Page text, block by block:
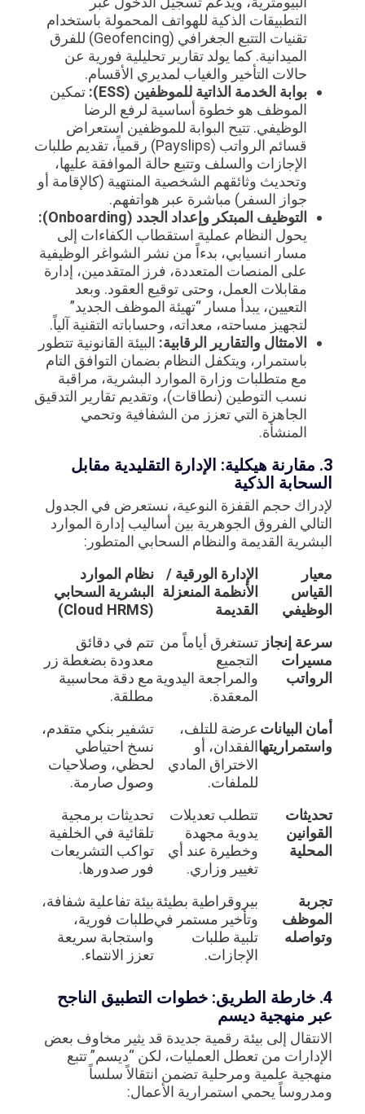
التطبيقات الذكية للهواتف المحمولة باستخدام
تقنيات التتبع الجغرافي (Geofencing) للفرق
الميدانية. كما يولد تقارير تحليلية فورية عن
حالات التأخير والغياب لمديري الأقسام.
بوابة الخدمة الذاتية للموظفين (ESS):
تمكين
الموظف هو خطوة أساسية لرفع الرضا
الوظيفي. تتيح البوابة للموظفين استعراض
قسائم الرواتب (Payslips) رقمياً، تقديم طلبات
الإجازات والسلف وتتبع حالة الموافقة عليها،
وتحديث وثائقهم الشخصية المنتهية (كالإقامة أو
جواز السفر) مباشرة عبر هواتفهم.
التوظيف المبتكر وإعداد الجدد (Onboarding):
يحول النظام عملية استقطاب الكفاءات إلى
مسار انسيابي، بدءاً من نشر الشواغر الوظيفية
على المنصات المتعددة، فرز المتقدمين، إدارة
مقابلات العمل، وحتى توقيع العقود. وبعد
التعيين، يبدأ مسار “تهيئة الموظف الجديد”
لتجهيز مساحته، معداته، وحساباته التقنية آلياً.
الامتثال والتقارير الرقابية: البيئة القانونية تتطور
باستمرار، ويتكفل النظام بضمان التوافق التام
مع متطلبات وزارة الموارد البشرية، مراقبة
نسب التوطين (نطاقات)، وتقديم تقارير التدقيق
الجاهزة التي تعزز من الشفافية وتحمي
المنشأة.
3. مقارنة هيكلية: الإدارة التقليدية مقابل
السحابة الذكية
لإدراك حجم القفزة النوعية، نستعرض في الجدول
التالي الفروق الجوهرية بين أساليب إدارة الموارد
البشرية القديمة والنظام السحابي المتطور:
معيار
القياس
الوظيفي
الإدارة الورقية /
الأنظمة المنعزلة
القديمة
نظام الموارد
البشرية السحابي
(Cloud HRMS)
سرعة إنجاز
مسيرات
الرواتب
تستغرق أياماً من
التجميع
والمراجعة اليدوية
المعقدة.
تتم في دقائق
معدودة بضغطة زر
مع دقة محاسبية
مطلقة.
أمان البيانات
واستمراريتها
عرضة للتلف،
الفقدان، أو
الاختراق المادي
للملفات.
تشفير بنكي متقدم،
نسخ احتياطي
لحظي، وصلاحيات
وصول صارمة.
تحديثات
القوانين
المحلية
تتطلب تعديلات
يدوية مجهدة
وخطيرة عند أي
تغيير وزاري.
تحديثات برمجية
تلقائية في الخلفية
تواكب التشريعات
فور صدورها.
تجربة
الموظف
وتواصله
بيروقراطية بطيئة
وتأخير مستمر في
تلبية طلبات
الإجازات.
بيئة تفاعلية شفافة،
طلبات فورية،
واستجابة سريعة
تعزز الانتماء.
4. خارطة الطريق: خطوات التطبيق الناجح
عبر منهجية ديسم
الانتقال إلى بيئة رقمية جديدة قد يثير مخاوف بعض
الإدارات من تعطل العمليات، لكن “ديسم” تتبع
منهجية علمية ومرحلية تضمن انتقالاً سلساً
ومدروساً يحمي استمرارية الأعمال: